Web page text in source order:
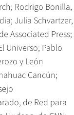
Rodrigo Bonilla,
Julia Schvartzer,
Associated Press;
Universo; Pablo
y León
Cancún;
de Red para